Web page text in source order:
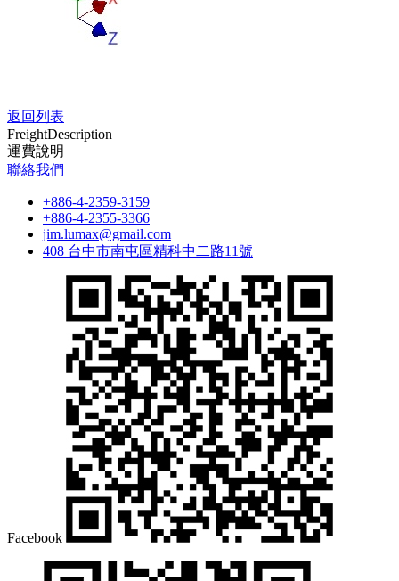
返回列表
FreightDescription
運費說明
聯絡我們
+886-4-2359-3159
+886-4-2355-3366
jim.lumax@gmail.com
408 台中市南屯區精科中二路11號
Facebook